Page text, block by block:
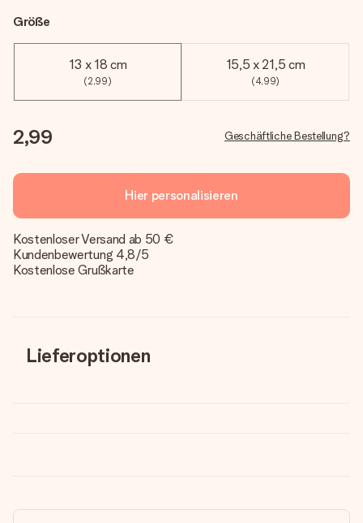
Größe
13 x 18 cm
(2,99)
15,5 x 21,5 cm
(4,99)
2,99 Geschäftliche Bestellung?
Hier personalisieren
Kostenloser Versand ab 50 €
Kundenbewertung 4,8/5
Kostenlose Grußkarte
Lieferoptionen